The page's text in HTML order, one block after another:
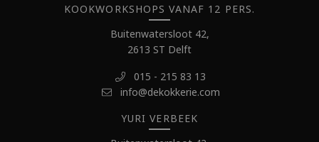
KOOKWORKSHOPS VANAF 12 PERS.
Buitenwatersloot 42,
2613 ST Delft
015 - 215 83 13
info@dekokkerie.com
YURI VERBEEK